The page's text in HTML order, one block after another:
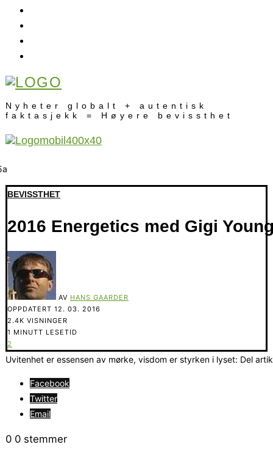
Nyheter globalt + autentisk
faktasjekk = Høyere bevissthet
BEVISSTHET
2016 Energetics med Gigi
AV HANS GAARDER
OPPDATERT 12. 03. 2016
2.4K VISNINGER
1 MINUTT LESETID
2
Uvitenhet er essensen av mørke, visdom er styrken i lyset: Del
Facebook
Twitter
Email
0 0 stemmer